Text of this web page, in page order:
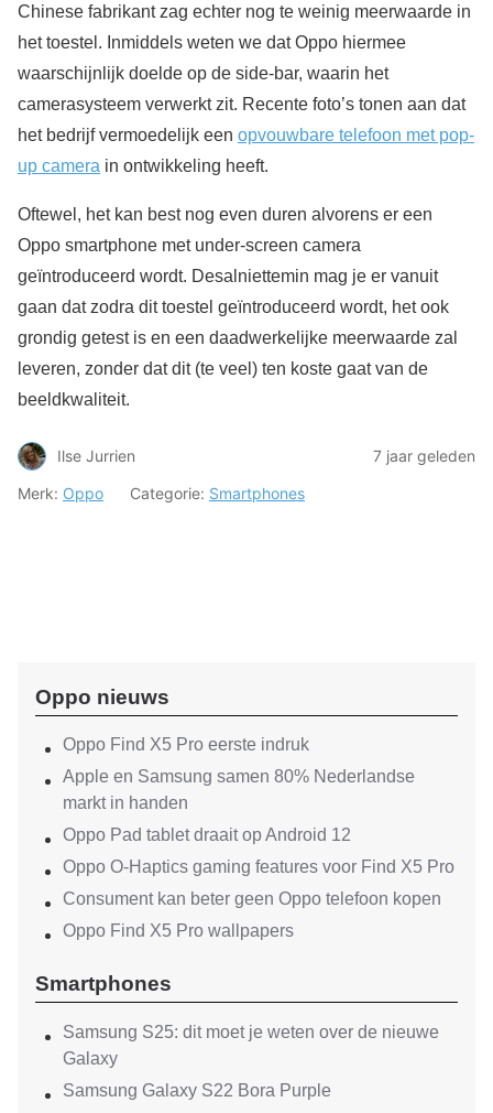
Chinese fabrikant zag echter nog te weinig meerwaarde in
het toestel. Inmiddels weten we dat Oppo hiermee
waarschijnlijk doelde op de side-bar, waarin het
camerasysteem verwerkt zit. Recente foto’s tonen aan dat
het bedrijf vermoedelijk een opvouwbare telefoon met pop-
up camera in ontwikkeling heeft.
Oftewel, het kan best nog even duren alvorens er een
Oppo smartphone met under-screen camera
geïntroduceerd wordt. Desalniettemin mag je er vanuit
gaan dat zodra dit toestel geïntroduceerd wordt, het ook
grondig getest is en een daadwerkelijke meerwaarde zal
leveren, zonder dat dit (te veel) ten koste gaat van de
beeldkwaliteit.
Ilse Jurrien
7 jaar geleden
Merk: Oppo Categorie: Smartphones
Oppo nieuws
Oppo Find X5 Pro eerste indruk
Apple en Samsung samen 80% Nederlandse
markt in handen
Oppo Pad tablet draait op Android 12
Oppo O-Haptics gaming features voor Find X5 Pro
Consument kan beter geen Oppo telefoon kopen
Oppo Find X5 Pro wallpapers
Smartphones
Samsung S25: dit moet je weten over de nieuwe
Galaxy
Samsung Galaxy S22 Bora Purple